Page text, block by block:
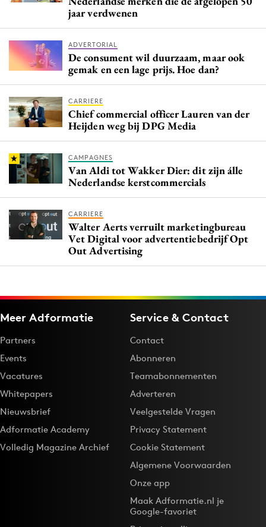
jaar verdwenen
ADVERTORIAL
De consument wil duurzaam, maar ook
gemak en een lage prijs. Hoe dan?
CARRIERE
Chief commercial officer Lauren van der
Heijden weg bij DPG Media
CAMPAGNES
Van Aldi tot Wakker Dier: dit zijn álle
Nederlandse kerstcommercials
CARRIERE
Walter Aerts verruilt marketingbureau
Vet Digital voor advertentiebedrijf Opt
Out Advertising
Meer Adformatie
Partners
Events
Vacatures
Whitepapers
Nieuwsbrief
Adformatie Academy
Volledig Magazine Archief
Service & Contact
Contact
Abonneren
Teamabonnementen
Adverteren
Veelgestelde Vragen
Privacy Statement
Cookie Statement
Algemene Voorwaarden
Onze app
Maak Adformatie.nl je
Google-favoriet